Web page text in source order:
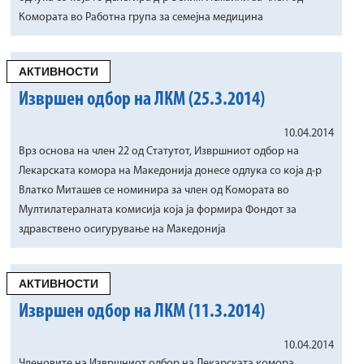
Комората во Работна група за семејна медицина
АКТИВНОСТИ
Извршен одбор на ЛКМ (25.3.2014)
10.04.2014
Врз основа на член 22 од Статутот, Извршниот одбор на
Лекарската комора на Македонија донесе одлука со која д-р
Влатко Миташев се номинира за член од Комората во
Мултилатералната комисија која ја формира Фондот за
здравствено осигурување на Македонија
АКТИВНОСТИ
Извршен одбор на ЛКМ (11.3.2014)
10.04.2014